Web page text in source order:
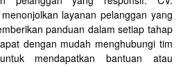
layanan pelanggan yang
panduan dalam setiap tahap
dengan mudah menghubungi tim
mendapatkan bantuan atau